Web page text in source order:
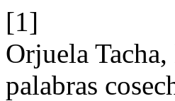
[1]
Orjuela
palabras